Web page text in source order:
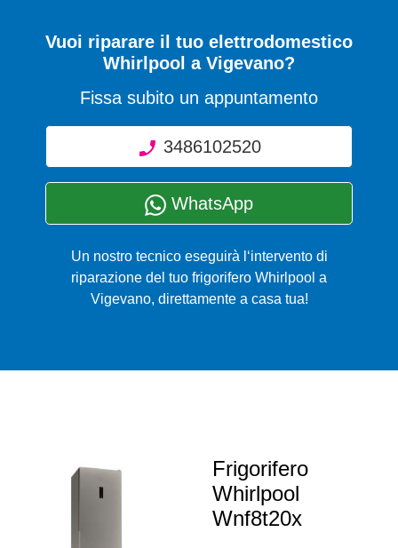
Vuoi riparare il tuo elettrodomestico
Whirlpool a Vigevano?
Fissa subito un appuntamento
3486102520
WhatsApp
Un nostro tecnico eseguirà l‘intervento di
riparazione del tuo frigorifero Whirlpool a
Vigevano, direttamente a casa tua!
Frigorifero
Whirlpool
Wnf8t20x